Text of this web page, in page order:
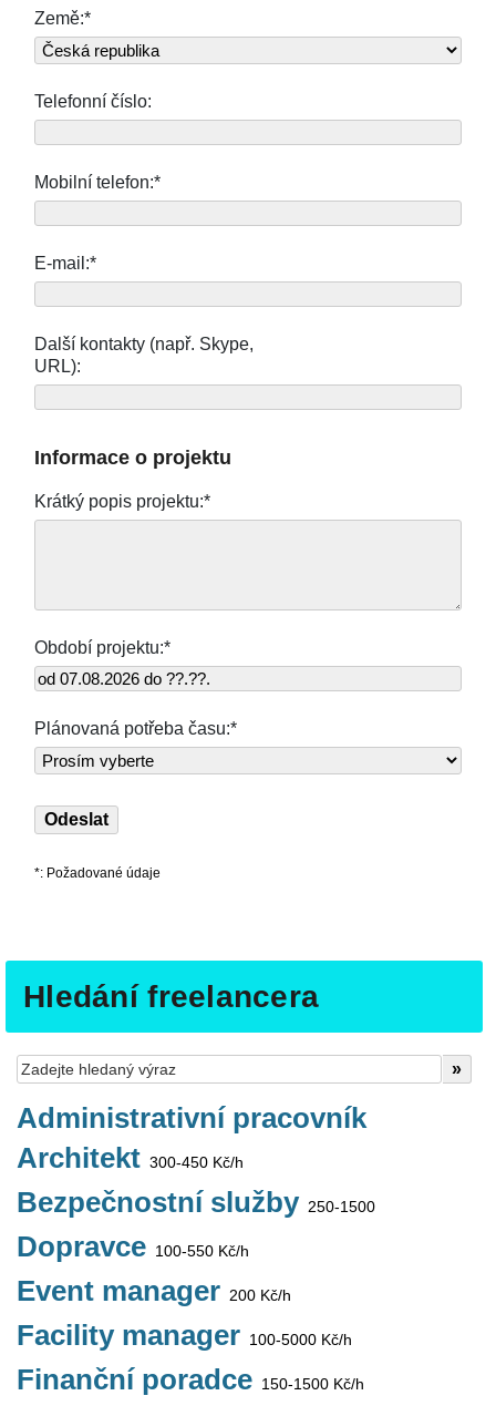
Hledání freelancera
Administrativní pracovník
Architekt 300-450 Kč/h
Bezpečnostní služby 250-1500
Dopravce 100-550 Kč/h
Event manager 200 Kč/h
Facility manager 100-5000 Kč/h
Finanční poradce 150-1500 Kč/h
Země:*
Telefonní číslo:
Mobilní telefon:*
E-mail:*
Další kontakty (např. Skype,
URL):
Informace o projektu
Krátký popis projektu:*
Období projektu:*
Plánovaná potřeba času:*
*: Požadované údaje